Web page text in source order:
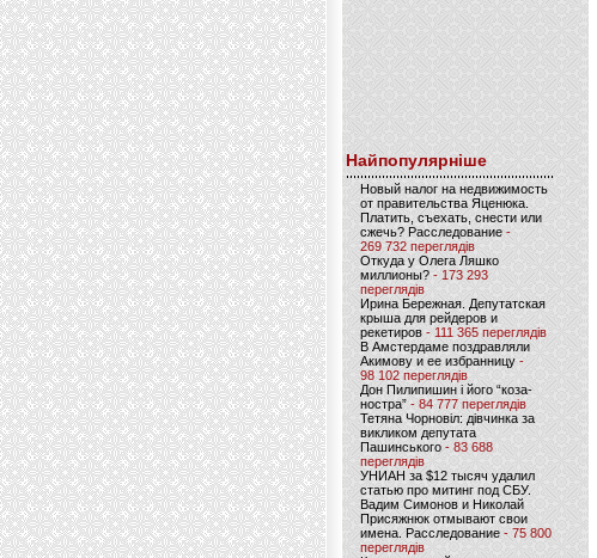
Найпопулярніше
Новый налог на недвижимость
от правительства Яценюка.
Платить, съехать, снести или
сжечь? Расследование-
269 732 переглядів
Откуда у Олега Ляшко
миллионы? - 173 293
переглядів
Ирина Бережная. Депутатская
крыша для рейдеров и
рекетиров - 111 365 переглядів
В Амстердаме поздравляли
Акимову и ее избранницу -
98 102 переглядів
Дон Пилипишин і його “коза-
ностра” - 84 777 переглядів
Тетяна Чорновіл: дівчинка за
викликом депутата
Пашинського- 83 688
переглядів
УНИАН за $12 тысяч удалил
статью про митинг под СБУ.
Вадим Симонов и Николай
Присяжнюк отмывают свои
имена. Расследование - 75 800
переглядів